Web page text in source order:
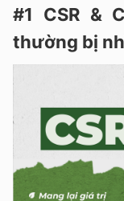
#1 CSR &
thường bị